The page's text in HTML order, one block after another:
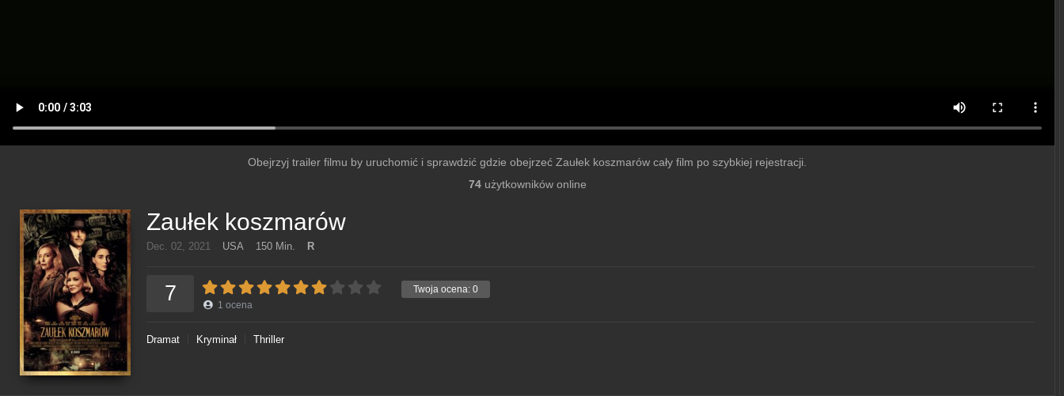
Obejrzyj trailer filmu by uruchomić i sprawdzić gdzie obejrzeć Zaułek koszmarów cały film po szybkiej rejestracji.
74użytkowników online
Zaułek koszmarów
Dec. 02, 2021 USA 150 Min. R
Twoja ocena: 0
7 1 ocena
Dramat Kryminał Thriller